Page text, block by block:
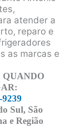
atender a
reparo e
as marcas e
QUANDO
9239
Sul, São
e Região